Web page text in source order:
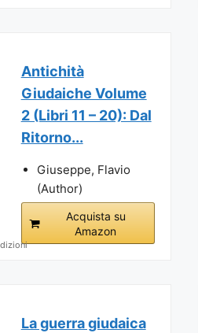
Antichità
Giudaiche Volume
2 (Libri 11 – 20): Dal
Ritorno...
Giuseppe, Flavio
(Author)
Acquista su
Amazon
La guerra giudaica